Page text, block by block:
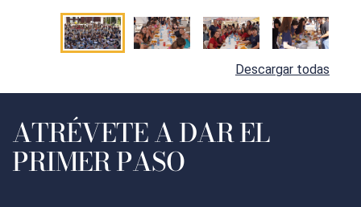
Descargar todas
ATRÉVETE A DAR EL
PRIMER PASO